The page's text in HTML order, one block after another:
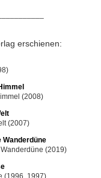
erschienen:
(2008)
(2007)
Wanderdüne
(2019)
(1996, 1997)